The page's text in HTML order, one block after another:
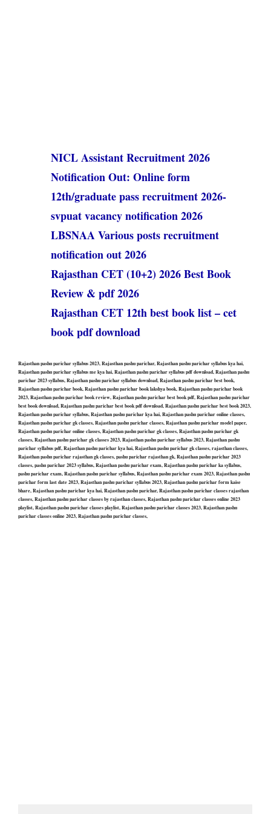
NICL Assistant Recruitment 2026
Notification Out: Online form
12th/graduate pass recruitment 2026-
svpuat vacancy notification 2026
LBSNAA Various posts recruitment
notification out 2026
Rajasthan CET (10+2) 2026 Best Book
Review & pdf 2026
Rajasthan CET 12th best book list – cet
book pdf download
Rajasthan pashu parichar syllabus 2023, Rajasthan pashu parichar, Rajasthan pashu parichar syllabus kya hai,
Rajasthan pashu parichar syllabus me kya hai, Rajasthan pashu parichar syllabus pdf download, Rajasthan pashu
parichar 2023 syllabus, Rajasthan pashu parichar syllabus download, Rajasthan pashu parichar best book,
Rajasthan pashu parichar book, Rajasthan pashu parichar book lakshya book, Rajasthan pashu parichar book
2023, Rajasthan pashu parichar book review, Rajasthan pashu parichar best book pdf, Rajasthan pashu parichar
best book download, Rajasthan pashu parichar best book pdf download, Rajasthan pashu parichar best book 2023,
Rajasthan pashu parichar syllabus, Rajasthan pashu parichar kya hai, Rajasthan pashu parichar online classes,
Rajasthan pashu parichar gk classes, Rajasthan pashu parichar classes, Rajasthan pashu parichar model paper,
Rajasthan pashu parichar online classes, Rajasthan pashu parichar gk classes, Rajasthan pashu parichar gk
classes, Rajasthan pashu parichar gk classes 2023, Rajasthan pashu parichar syllabus 2023, Rajasthan pashu
parichar syllabus pdf, Rajasthan pashu parichar kya hai, Rajasthan pashu parichar gk classes, rajasthan classes,
Rajasthan pashu parichar rajasthan gk classes, pashu parichar rajasthan gk, Rajasthan pashu parichar 2023
classes, pashu parichar 2023 syllabus, Rajasthan pashu parichar exam, Rajasthan pashu parichar ka syllabus,
pashu parichar exam, Rajasthan pashu parichar syllabus, Rajasthan pashu parichar exam 2023, Rajasthan pashu
parichar form last date 2023, Rajasthan pashu parichar syllabus 2023, Rajasthan pashu parichar form kaise
bhare, Rajasthan pashu parichar kya hai, Rajasthan pashu parichar, Rajasthan pashu parichar classes rajasthan
classes, Rajasthan pashu parichar classes by rajasthan classes, Rajasthan pashu parichar classes online 2023
playlist, Rajasthan pashu parichar classes playlist, Rajasthan pashu parichar classes 2023, Rajasthan pashu
parichar classes online 2023, Rajasthan pashu parichar classes,